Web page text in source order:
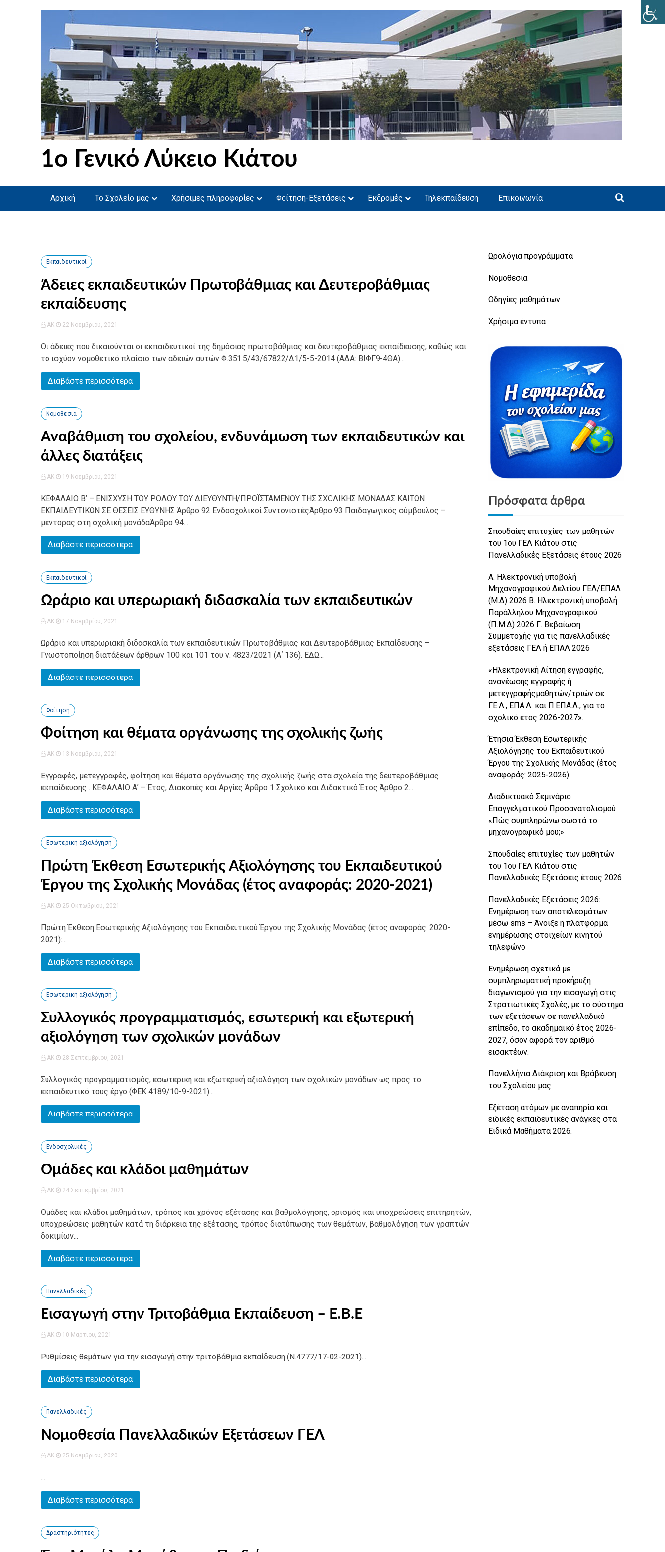
1ο Γενικό Λύκειο Κιάτου
Αρχική Το Σχολείο μας Χρήσιμες πληροφορίες Φοίτηση-Εξετάσεις Εκδρομές Τηλεκπαίδευση Επικοινωνία
Εκπαιδευτικοί
Άδειες εκπαιδευτικών Πρωτοβάθμιας και Δευτεροβάθμιας
εκπαίδευσης
AK 22 Νοεμβρίου, 2021
Οι άδειες που δικαιούνται οι εκπαιδευτικοί της δημόσιας πρωτοβάθμιας και δευτεροβάθμιας εκπαίδευσης, καθώς και
το ισχύον νομοθετικό πλαίσιο των αδειών αυτών Φ.351.5/43/67822/Δ1/5-5-2014 (ΑΔΑ: ΒΙΦΓ9-4ΘΑ)...
Διαβάστε περισσότερα
Νομοθεσία
Αναβάθμιση του σχολείου, ενδυνάμωση των εκπαιδευτικών και
άλλες διατάξεις
AK 19 Νοεμβρίου, 2021
ΚΕΦΑΛΑΙΟ Β’ – ΕΝΙΣΧΥΣΗ ΤΟΥ ΡΟΛΟΥ ΤΟΥ ΔΙΕΥΘΥΝΤΗ/ΠΡΟΪΣΤΑΜΕΝΟΥ ΤΗΣ ΣΧΟΛΙΚΗΣ ΜΟΝΑΔΑΣ ΚΑΙΤΩΝ
ΕΚΠΑΙΔΕΥΤΙΚΩΝ ΣΕ ΘΕΣΕΙΣ ΕΥΘΥΝΗΣ Άρθρο 92 Ενδοσχολικοί ΣυντονιστέςΆρθρο 93 Παιδαγωγικός σύμβουλος –
μέντορας στη σχολική μονάδαΆρθρο 94...
Διαβάστε περισσότερα
Εκπαιδευτικοί
Ωράριο και υπερωριακή διδασκαλία των εκπαιδευτικών
AK 17 Νοεμβρίου, 2021
Ωράριο και υπερωριακή διδασκαλία των εκπαιδευτικών Πρωτοβάθμιας και Δευτεροβάθμιας Εκπαίδευσης –
Γνωστοποίηση διατάξεων άρθρων 100 και 101 του ν. 4823/2021 (Α΄ 136). ΕΔΩ...
Διαβάστε περισσότερα
Φοίτηση
Φοίτηση και θέματα οργάνωσης της σχολικής ζωής
AK 13 Νοεμβρίου, 2021
Εγγραφές, μετεγγραφές, φοίτηση και θέματα οργάνωσης της σχολικής ζωής στα σχολεία της δευτεροβάθμιας
εκπαίδευσης . ΚΕΦΑΛΑΙΟ Α’ – Έτος, Διακοπές και Αργίες Άρθρο 1 Σχολικό και Διδακτικό Έτος Άρθρο 2...
Διαβάστε περισσότερα
Εσωτερική αξιολόγηση
Πρώτη Έκθεση Εσωτερικής Αξιολόγησης του Εκπαιδευτικού
Έργου της Σχολικής Μονάδας (έτος αναφοράς: 2020-2021)
AK 25 Οκτωβρίου, 2021
Πρώτη Έκθεση Εσωτερικής Αξιολόγησης του Εκπαιδευτικού Έργου της Σχολικής Μονάδας (έτος αναφοράς: 2020-
2021):...
Διαβάστε περισσότερα
Εσωτερική αξιολόγηση
Συλλογικός προγραμματισμός, εσωτερική και εξωτερική
αξιολόγηση των σχολικών μονάδων
AK 28 Σεπτεμβρίου, 2021
Συλλογικός προγραμματισμός, εσωτερική και εξωτερική αξιολόγηση των σχολικών μονάδων ως προς το
εκπαιδευτικό τους έργο (ΦΕΚ 4189/10-9-2021)...
Διαβάστε περισσότερα
Ενδοσχολικές
Ομάδες και κλάδοι μαθημάτων
AK 24 Σεπτεμβρίου, 2021
Ομάδες και κλάδοι μαθημάτων, τρόπος και χρόνος εξέτασης και βαθμολόγησης, ορισμός και υποχρεώσεις επιτηρητών,
υποχρεώσεις μαθητών κατά τη διάρκεια της εξέτασης, τρόπος διατύπωσης των θεμάτων, βαθμολόγηση των γραπτών
δοκιμίων...
Διαβάστε περισσότερα
Πανελλαδικές
Εισαγωγή στην Τριτοβάθμια Εκπαίδευση – E.B.E
AK 10 Μαρτίου, 2021
Ρυθμίσεις θεμάτων για την εισαγωγή στην τριτοβάθμια εκπαίδευση (Ν.4777/17-02-2021)...
Διαβάστε περισσότερα
Πανελλαδικές
Νομοθεσία Πανελλαδικών Εξετάσεων ΓΕΛ
AK 25 Νοεμβρίου, 2020
...
Διαβάστε περισσότερα
Δραστηριότητες
Ωρολόγια προγράμματα
Νομοθεσία
Οδηγίες μαθημάτων
Χρήσιμα έντυπα
Πρόσφατα άρθρα
Σπουδαίες επιτυχίες των μαθητών
του 1ου ΓΕΛ Κιάτου στις
Πανελλαδικές Εξετάσεις έτους 2026
Α. Ηλεκτρονική υποβολή
Μηχανογραφικού Δελτίου ΓΕΛ/ΕΠΑΛ
(Μ.Δ) 2026 Β. Ηλεκτρονική υποβολή
Παράλληλου Μηχανογραφικού
(Π.Μ.Δ) 2026 Γ. Βεβαίωση
Συμμετοχής για τις πανελλαδικές
εξετάσεις ΓΕΛ ή ΕΠΑΛ 2026
«Ηλεκτρονική Αίτηση εγγραφής,
ανανέωσης εγγραφής ή
μετεγγραφήςμαθητών/τριών σε
ΓΕ.Λ., ΕΠΑ.Λ. και Π.ΕΠΑ.Λ., για το
σχολικό έτος 2026-2027».
Έτησια Έκθεση Εσωτερικής
Αξιολόγησης του Εκπαιδευτικού
Έργου της Σχολικής Μονάδας (έτος
αναφοράς: 2025-2026)
Διαδικτυακό Σεμινάριο
Επαγγελματικού Προσανατολισμού
«Πώς συμπληρώνω σωστά το
μηχανογραφικό μου;»
Σπουδαίες επιτυχίες των μαθητών
του 1ου ΓΕΛ Κιάτου στις
Πανελλαδικές Εξετάσεις έτους 2026
Πανελλαδικές Εξετάσεις 2026:
Ενημέρωση των αποτελεσμάτων
μέσω sms – Άνοιξε η πλατφόρμα
ενημέρωσης στοιχείων κινητού
τηλεφώνο
Ενημέρωση σχετικά με
συμπληρωματική προκήρυξη
διαγωνισμού για την εισαγωγή στις
Στρατιωτικές Σχολές, με το σύστημα
των εξετάσεων σε πανελλαδικό
επίπεδο, το ακαδημαϊκό έτος 2026-
2027, όσον αφορά τον αριθμό
εισακτέων.
Πανελλήνια Διάκριση και Βράβευση
του Σχολείου μας
Εξέταση ατόμων με αναπηρία και
ειδικές εκπαιδευτικές ανάγκες στα
Ειδικά Μαθήματα 2026.